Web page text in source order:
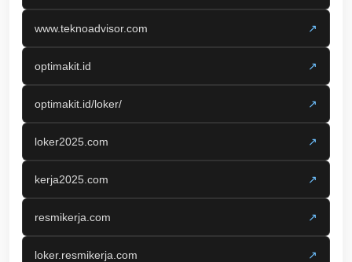
www.teknoadvisor.com ↗
optimakit.id ↗
optimakit.id/loker/ ↗
loker2025.com ↗
kerja2025.com ↗
resmikerja.com ↗
loker.resmikerja.com ↗